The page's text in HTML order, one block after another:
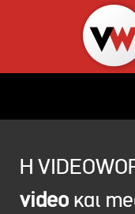
Η
video και